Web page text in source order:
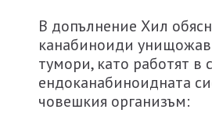
В допълнение Хил
канабиноиди
тумори, като работят в
ендоканабиноидната
човешкия организъм: